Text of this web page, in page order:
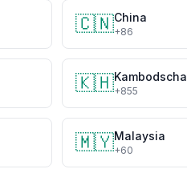
🇨🇳China
+86
🇰🇭Kambodscha
+855
🇲🇾Malaysia
+60